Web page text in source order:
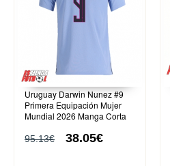
Uruguay Darwin Nunez #9
Primera Equipación Mujer
Mundial 2026 Manga Corta
95.13€ 38.05€